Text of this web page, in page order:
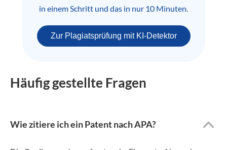
in einem Schritt und das in nur 10 Minuten.
Zur Plagiatsprüfung mit KI-Detektor
Häufig gestellte Fragen
Wie zitiere ich ein Patent nach APA?